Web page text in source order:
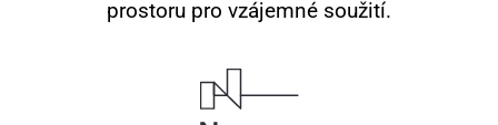
prostoru pro vzájemné soužití.